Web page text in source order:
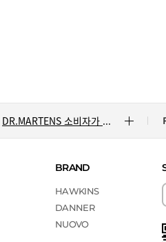
DR.MARTENS 소비자가 변동 안내
ASICS 소비자가 변동 안내
BRAND
HAWKINS
DANNER
NUOVO